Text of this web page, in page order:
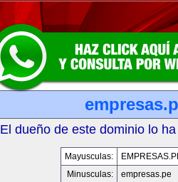
El dueño de este dominio lo
Mayusculas:
Minusculas:
empresas.pe